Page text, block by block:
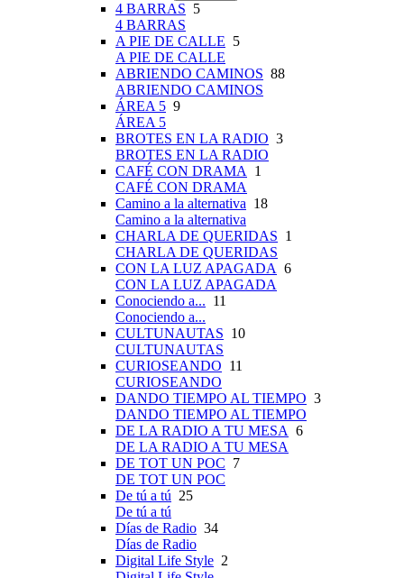
4 BARRAS 5
4 BARRAS
A PIE DE CALLE 5
A PIE DE CALLE
ABRIENDO CAMINOS 88
ABRIENDO CAMINOS
ÁREA 5 9
ÁREA 5
BROTES EN LA RADIO 3
BROTES EN LA RADIO
CAFÉ CON DRAMA
1
CAFÉ CON DRAMA
Camino a la alternativa 18
Camino a la alternativa
CHARLA DE QUERIDAS 1
CHARLA DE QUERIDAS
CON LA LUZ APAGADA 6
CON LA LUZ APAGADA
Conociendo a... 11
Conociendo a...
CULTUNAUTAS 10
CULTUNAUTAS
CURIOSEANDO 11
CURIOSEANDO
DANDO TIEMPO AL TIEMPO 3
DANDO TIEMPO AL TIEMPO
DE LA RADIO A TU MESA 6
DE LA RADIO A TU MESA
DE TOT UN POC 7
DE TOT UN POC
De tú a tú 25
De tú a tú
Días de Radio 34
Días de Radio
Digital Life Style 2